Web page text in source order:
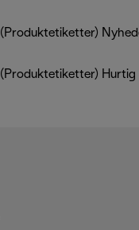
(Produktetiketter)
(Produktetiketter) Hurtig